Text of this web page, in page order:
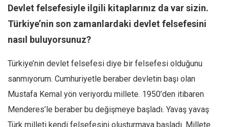
Devlet felsefesiyle ilgili kitaplarınız da var sizin.
Türkiye’nin son zamanlardaki devlet felsefesini
nasıl buluyorsunuz?
Türkiye’nin devlet felsefesi diye bir felsefesi olduğunu
sanmıyorum. Cumhuriyetle beraber devletin başı olan
Mustafa Kemal yön veriyordu millete. 1950’den itibaren
Menderes’le beraber bu değişmeye başladı. Yavaş yavaş
Türk milleti kendi felsefesini oluşturmaya başladı. Millete